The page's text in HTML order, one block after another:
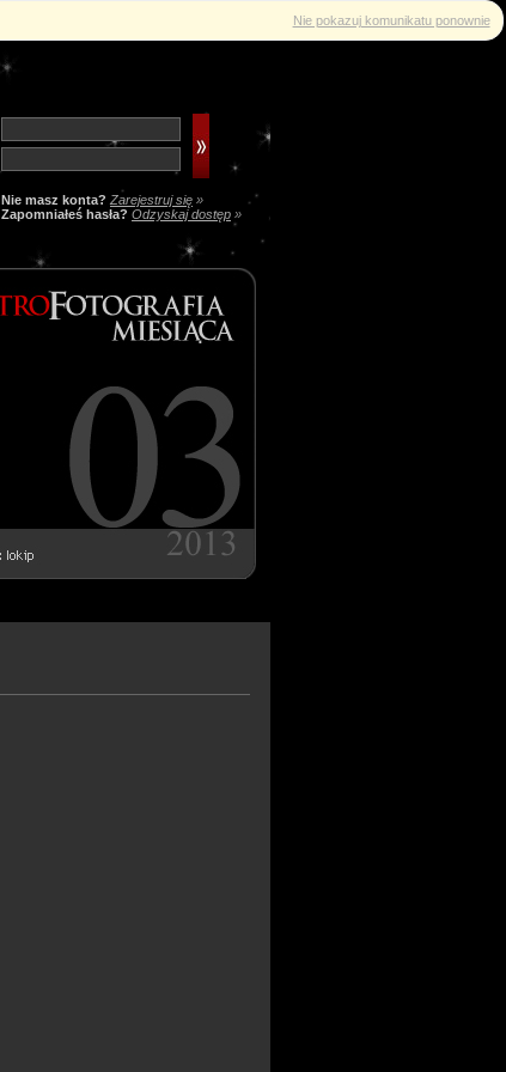
Nie pokazuj komunikatu ponownie
Nie masz konta? Zarejestruj się »
Zapomniałeś hasła? Odzyskaj dostęp »